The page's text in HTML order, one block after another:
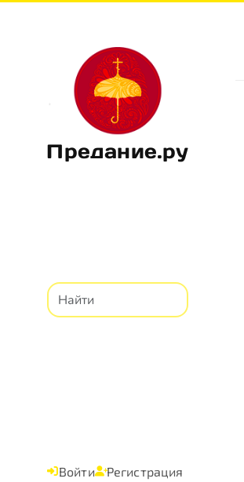
Предание.ру
Войти Регистрация